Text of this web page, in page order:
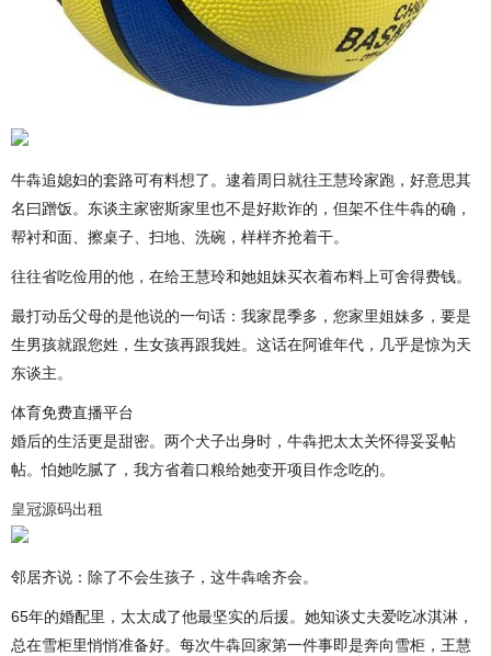
牛犇追媳妇的套路可有料想了。逮着周日就往王慧玲家跑，好意思其
名曰蹭饭。东谈主家密斯家里也不是好欺诈的，但架不住牛犇的确，
帮衬和面、擦桌子、扫地、洗碗，样样齐抢着干。
往往省吃俭用的他，在给王慧玲和她姐妹买衣着布料上可舍得费钱。
最打动岳父母的是他说的一句话：我家昆季多，您家里姐妹多，要是
生男孩就跟您姓，生女孩再跟我姓。这话在阿谁年代，几乎是惊为天
东谈主。
体育免费直播平台
婚后的生活更是甜密。两个犬子出身时，牛犇把太太关怀得妥妥帖
帖。怕她吃腻了，我方省着口粮给她变开项目作念吃的。
皇冠源码出租
邻居齐说：除了不会生孩子，这牛犇啥齐会。
65年的婚配里，太太成了他最坚实的后援。她知谈丈夫爱吃冰淇淋，
总在雪柜里悄悄准备好。每次牛犇回家第一件事即是奔向雪柜，王慧